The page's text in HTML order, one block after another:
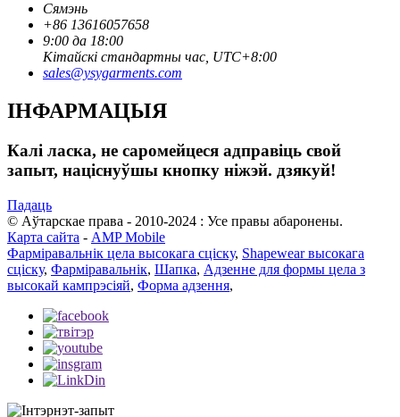
Сямэнь
+86 13616057658
9:00 да 18:00
Кітайскі стандартны час, UTC+8:00
sales@ysygarments.com
ІНФАРМАЦЫЯ
Калі ласка, не саромейцеся адправіць свой
запыт, націснуўшы кнопку ніжэй. дзякуй!
Падаць
© Аўтарскае права - 2010-2024 : Усе правы абаронены.
Карта сайта - AMP Mobile
Фарміравальнік цела высокага сціску, Shapewear высокага
сціску, Фарміравальнік, Шапка, Адзенне для формы цела з
высокай кампрэсіяй, Форма адзення,